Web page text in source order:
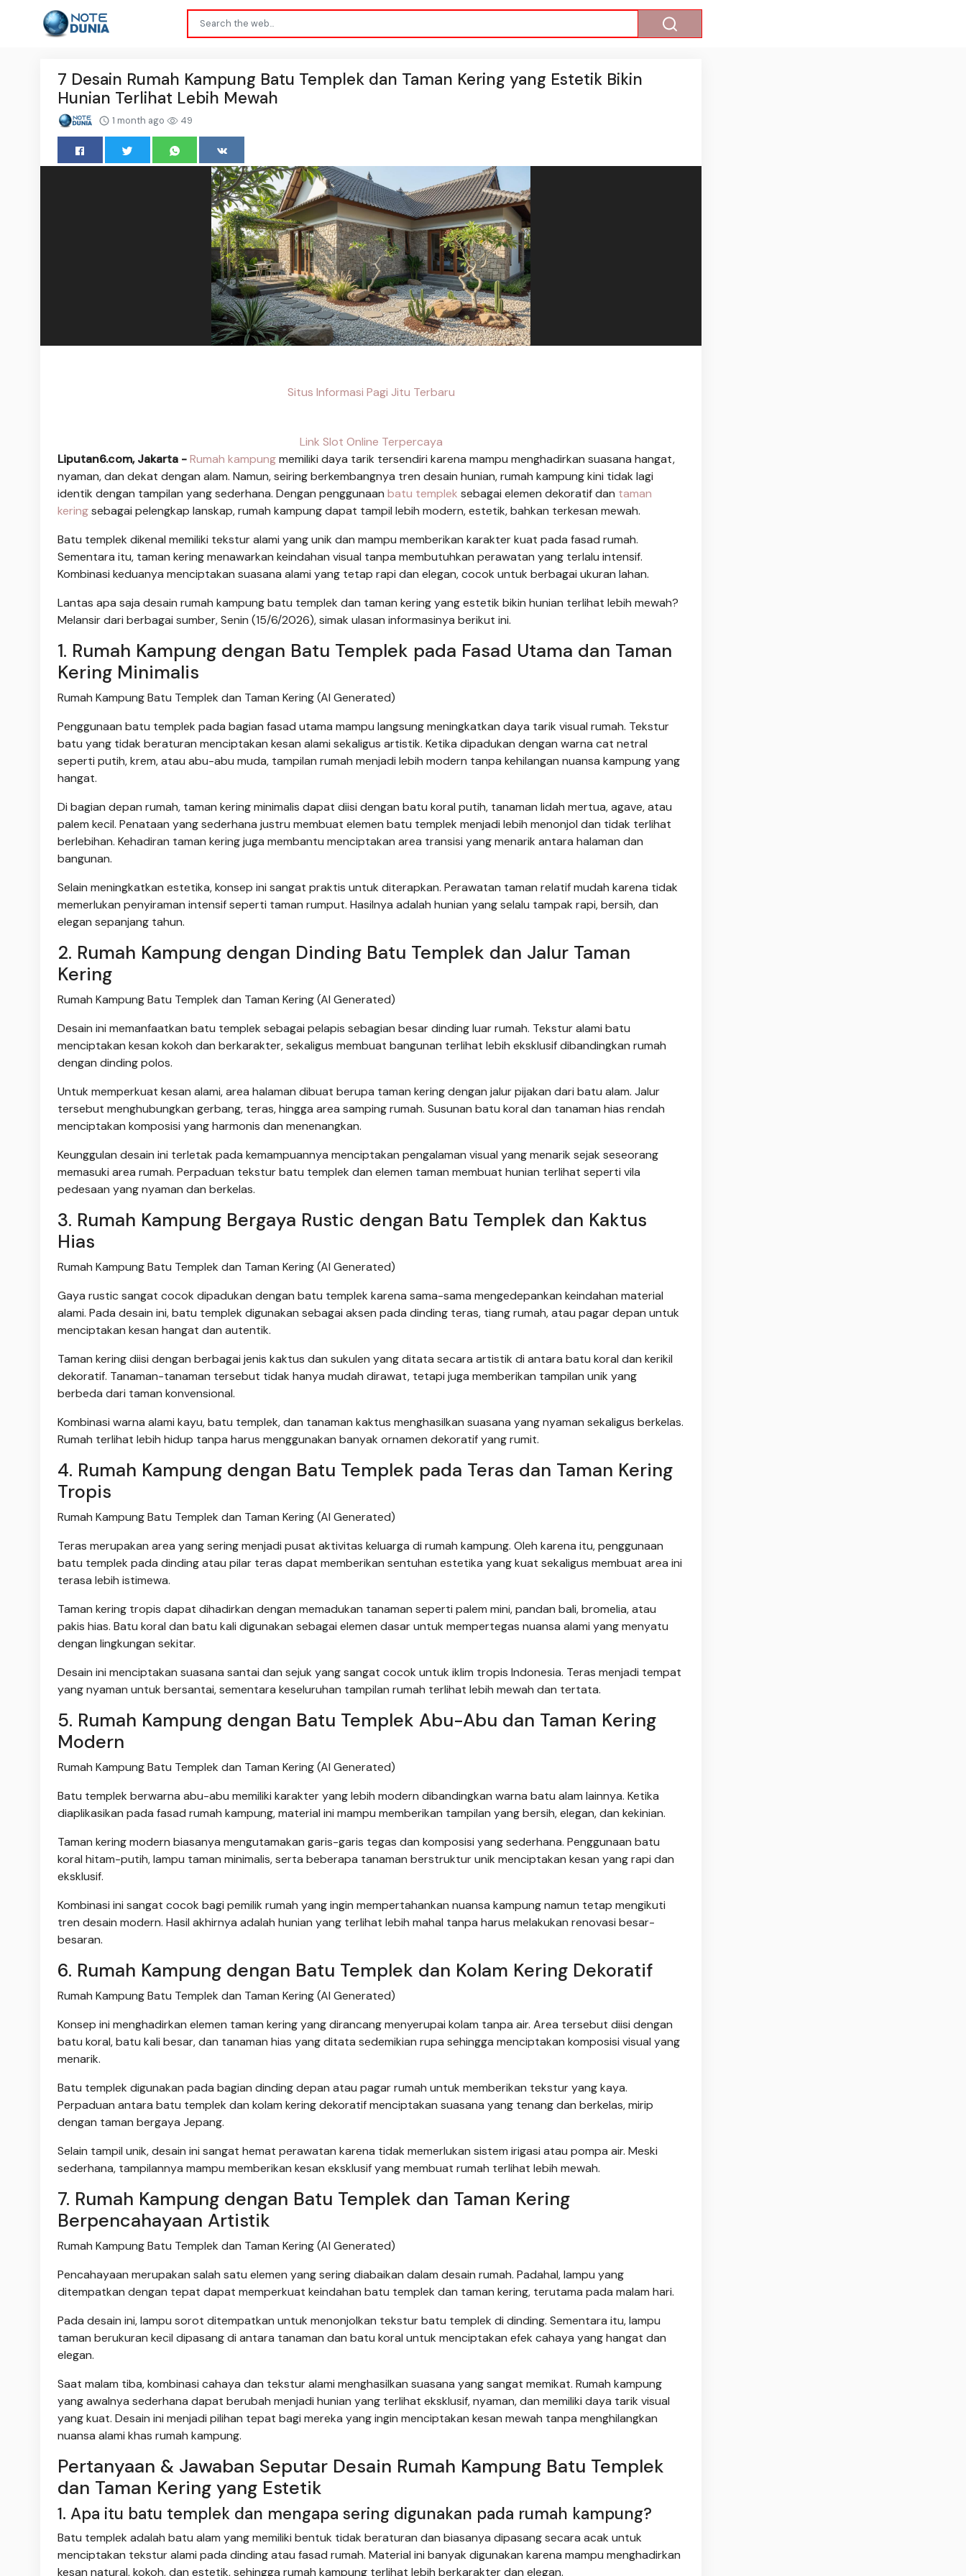
7 Desain Rumah Kampung Batu Templek dan Taman Kering yang Estetik Bikin
Hunian Terlihat Lebih Mewah
1 month ago 49
Situs Informasi Pagi Jitu Terbaru
Link Slot Online Terpercaya
Liputan6.com, Jakarta -Rumah kampungmemiliki daya tarik tersendiri karena mampu menghadirkan suasana hangat,
nyaman, dan dekat dengan alam. Namun, seiring berkembangnya tren desain hunian, rumah kampung kini tidak lagi
identik dengan tampilan yang sederhana. Dengan penggunaan batu templek sebagai elemen dekoratif dan taman
keringsebagai pelengkap lanskap, rumah kampung dapat tampil lebih modern, estetik, bahkan terkesan mewah.
Batu templek dikenal memiliki tekstur alami yang unik dan mampu memberikan karakter kuat pada fasad rumah.
Sementara itu, taman kering menawarkan keindahan visual tanpa membutuhkan perawatan yang terlalu intensif.
Kombinasi keduanya menciptakan suasana alami yang tetap rapi dan elegan, cocok untuk berbagai ukuran lahan.
Lantas apa saja desain rumah kampung batu templek dan taman kering yang estetik bikin hunian terlihat lebih mewah?
Melansir dari berbagai sumber, Senin (15/6/2026), simak ulasan informasinya berikut ini.
1. Rumah Kampung dengan Batu Templek pada Fasad Utama dan Taman
Kering Minimalis
Rumah Kampung Batu Templek dan Taman Kering (AI Generated)
Penggunaan batu templek pada bagian fasad utama mampu langsung meningkatkan daya tarik visual rumah. Tekstur
batu yang tidak beraturan menciptakan kesan alami sekaligus artistik. Ketika dipadukan dengan warna cat netral
seperti putih, krem, atau abu-abu muda, tampilan rumah menjadi lebih modern tanpa kehilangan nuansa kampung yang
hangat.
Di bagian depan rumah, taman kering minimalis dapat diisi dengan batu koral putih, tanaman lidah mertua, agave, atau
palem kecil. Penataan yang sederhana justru membuat elemen batu templek menjadi lebih menonjol dan tidak terlihat
berlebihan. Kehadiran taman kering juga membantu menciptakan area transisi yang menarik antara halaman dan
bangunan.
Selain meningkatkan estetika, konsep ini sangat praktis untuk diterapkan. Perawatan taman relatif mudah karena tidak
memerlukan penyiraman intensif seperti taman rumput. Hasilnya adalah hunian yang selalu tampak rapi, bersih, dan
elegan sepanjang tahun.
2. Rumah Kampung dengan Dinding Batu Templek dan Jalur Taman
Kering
Rumah Kampung Batu Templek dan Taman Kering (AI Generated)
Desain ini memanfaatkan batu templek sebagai pelapis sebagian besar dinding luar rumah. Tekstur alami batu
menciptakan kesan kokoh dan berkarakter, sekaligus membuat bangunan terlihat lebih eksklusif dibandingkan rumah
dengan dinding polos.
Untuk memperkuat kesan alami, area halaman dibuat berupa taman kering dengan jalur pijakan dari batu alam. Jalur
tersebut menghubungkan gerbang, teras, hingga area samping rumah. Susunan batu koral dan tanaman hias rendah
menciptakan komposisi yang harmonis dan menenangkan.
Keunggulan desain ini terletak pada kemampuannya menciptakan pengalaman visual yang menarik sejak seseorang
memasuki area rumah. Perpaduan tekstur batu templek dan elemen taman membuat hunian terlihat seperti vila
pedesaan yang nyaman dan berkelas.
3. Rumah Kampung Bergaya Rustic dengan Batu Templek dan Kaktus
Hias
Rumah Kampung Batu Templek dan Taman Kering (AI Generated)
Gaya rustic sangat cocok dipadukan dengan batu templek karena sama-sama mengedepankan keindahan material
alami. Pada desain ini, batu templek digunakan sebagai aksen pada dinding teras, tiang rumah, atau pagar depan untuk
menciptakan kesan hangat dan autentik.
Taman kering diisi dengan berbagai jenis kaktus dan sukulen yang ditata secara artistik di antara batu koral dan kerikil
dekoratif. Tanaman-tanaman tersebut tidak hanya mudah dirawat, tetapi juga memberikan tampilan unik yang
berbeda dari taman konvensional.
Kombinasi warna alami kayu, batu templek, dan tanaman kaktus menghasilkan suasana yang nyaman sekaligus berkelas.
Rumah terlihat lebih hidup tanpa harus menggunakan banyak ornamen dekoratif yang rumit.
4. Rumah Kampung dengan Batu Templek pada Teras dan Taman Kering
Tropis
Rumah Kampung Batu Templek dan Taman Kering (AI Generated)
Teras merupakan area yang sering menjadi pusat aktivitas keluarga di rumah kampung. Oleh karena itu, penggunaan
batu templek pada dinding atau pilar teras dapat memberikan sentuhan estetika yang kuat sekaligus membuat area ini
terasa lebih istimewa.
Taman kering tropis dapat dihadirkan dengan memadukan tanaman seperti palem mini, pandan bali, bromelia, atau
pakis hias. Batu koral dan batu kali digunakan sebagai elemen dasar untuk mempertegas nuansa alami yang menyatu
dengan lingkungan sekitar.
Desain ini menciptakan suasana santai dan sejuk yang sangat cocok untuk iklim tropis Indonesia. Teras menjadi tempat
yang nyaman untuk bersantai, sementara keseluruhan tampilan rumah terlihat lebih mewah dan tertata.
5. Rumah Kampung dengan Batu Templek Abu-Abu dan Taman Kering
Modern
Rumah Kampung Batu Templek dan Taman Kering (AI Generated)
Batu templek berwarna abu-abu memiliki karakter yang lebih modern dibandingkan warna batu alam lainnya. Ketika
diaplikasikan pada fasad rumah kampung, material ini mampu memberikan tampilan yang bersih, elegan, dan kekinian.
Taman kering modern biasanya mengutamakan garis-garis tegas dan komposisi yang sederhana. Penggunaan batu
koral hitam-putih, lampu taman minimalis, serta beberapa tanaman berstruktur unik menciptakan kesan yang rapi dan
eksklusif.
Kombinasi ini sangat cocok bagi pemilik rumah yang ingin mempertahankan nuansa kampung namun tetap mengikuti
tren desain modern. Hasil akhirnya adalah hunian yang terlihat lebih mahal tanpa harus melakukan renovasi besar-
besaran.
6. Rumah Kampung dengan Batu Templek dan Kolam Kering Dekoratif
Rumah Kampung Batu Templek dan Taman Kering (AI Generated)
Konsep ini menghadirkan elemen taman kering yang dirancang menyerupai kolam tanpa air. Area tersebut diisi dengan
batu koral, batu kali besar, dan tanaman hias yang ditata sedemikian rupa sehingga menciptakan komposisi visual yang
menarik.
Batu templek digunakan pada bagian dinding depan atau pagar rumah untuk memberikan tekstur yang kaya.
Perpaduan antara batu templek dan kolam kering dekoratif menciptakan suasana yang tenang dan berkelas, mirip
dengan taman bergaya Jepang.
Selain tampil unik, desain ini sangat hemat perawatan karena tidak memerlukan sistem irigasi atau pompa air. Meski
sederhana, tampilannya mampu memberikan kesan eksklusif yang membuat rumah terlihat lebih mewah.
7. Rumah Kampung dengan Batu Templek dan Taman Kering
Berpencahayaan Artistik
Rumah Kampung Batu Templek dan Taman Kering (AI Generated)
Pencahayaan merupakan salah satu elemen yang sering diabaikan dalam desain rumah. Padahal, lampu yang
ditempatkan dengan tepat dapat memperkuat keindahan batu templek dan taman kering, terutama pada malam hari.
Pada desain ini, lampu sorot ditempatkan untuk menonjolkan tekstur batu templek di dinding. Sementara itu, lampu
taman berukuran kecil dipasang di antara tanaman dan batu koral untuk menciptakan efek cahaya yang hangat dan
elegan.
Saat malam tiba, kombinasi cahaya dan tekstur alami menghasilkan suasana yang sangat memikat. Rumah kampung
yang awalnya sederhana dapat berubah menjadi hunian yang terlihat eksklusif, nyaman, dan memiliki daya tarik visual
yang kuat. Desain ini menjadi pilihan tepat bagi mereka yang ingin menciptakan kesan mewah tanpa menghilangkan
nuansa alami khas rumah kampung.
Pertanyaan & Jawaban Seputar Desain Rumah Kampung Batu Templek
dan Taman Kering yang Estetik
1. Apa itu batu templek dan mengapa sering digunakan pada rumah kampung?
Batu templek adalah batu alam yang memiliki bentuk tidak beraturan dan biasanya dipasang secara acak untuk
menciptakan tekstur alami pada dinding atau fasad rumah. Material ini banyak digunakan karena mampu menghadirkan
kesan natural, kokoh, dan estetik, sehingga rumah kampung terlihat lebih berkarakter dan elegan.